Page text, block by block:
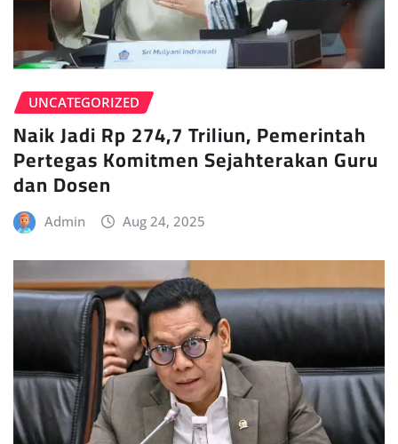
UNCATEGORIZED
Naik Jadi Rp 274,7 Triliun, Pemerintah
Pertegas Komitmen Sejahterakan Guru
dan Dosen
Admin Aug 24, 2025